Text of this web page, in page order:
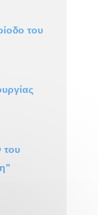
του
του